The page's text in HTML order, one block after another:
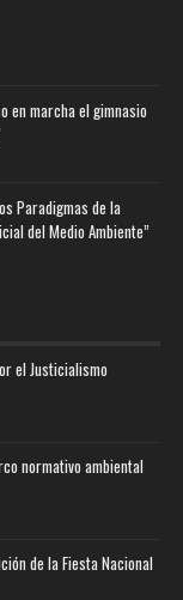
en marcha el gimnasio
Paradigmas de la
del Medio Ambiente”
el Justicialismo
normativo ambiental
de la Fiesta Nacional